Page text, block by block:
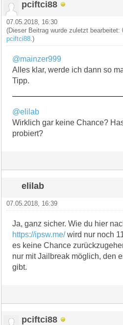
pciftci88
07.05.2018, 16:30
(Dieser Beitrag wurde zuletzt bearbeitet:
pciftci88 .)
@mainzer999
Alles klar, werde ich dann so
Tipp.
@elilab
Wirklich gar keine Chance?
probiert?
elilab
07.05.2018, 16:39
Ja, ganz sicher. Wie du hier
https://ipsw.me/wird nur noch
es keine Chance
nur mit Jailbreak möglich, den
gibt.
pciftci88